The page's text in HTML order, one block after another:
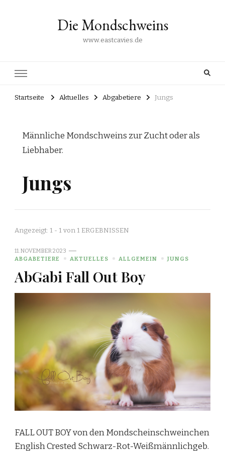
Die Mondschweins
www.eastcavies.de
Startseite Aktuelles Abgabetiere Jungs
Männliche Mondschweins zur Zucht oder als
Liebhaber.
Jungs
Angezeigt: 1 - 1 von 1 ERGEBNISSEN
11. NOVEMBER 2023
ABGABETIERE
AKTUELLES ALLGEMEIN JUNGS
AbGabi Fall Out Boy
FALL OUT BOY von den Mondscheinschweinchen
English Crested Schwarz-Rot-Weißmännlichgeb.